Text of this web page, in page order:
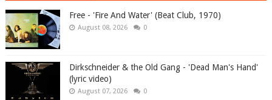
Free - 'Fire And Water' (Beat Club, 1970)
August 08, 2026 0
Dirkschneider & the Old Gang - 'Dead Man's Hand'
(lyric video)
August 07, 2026 0